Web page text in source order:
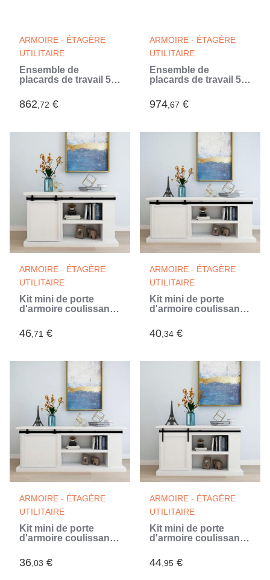
ARMOIRE - ÉTAGÈRE
UTILITAIRE
Ensemble de
placards de travail 5
(Noir)
862,72 €
ARMOIRE - ÉTAGÈRE
UTILITAIRE
Ensemble de
placards de travail 5
974,67 €
ARMOIRE - ÉTAGÈRE
UTILITAIRE
Kit mini de porte
d'armoire coulissante
cm (Noir)
46,71 €
ARMOIRE - ÉTAGÈRE
UTILITAIRE
Kit mini de porte
d'armoire coulissante
cm (Noir)
40,34 €
ARMOIRE - ÉTAGÈRE
UTILITAIRE
Kit mini de porte
d'armoire coulissante
cm (Noir)
36,03 €
ARMOIRE - ÉTAGÈRE
UTILITAIRE
Kit mini de porte
d'armoire coulissante
cm (Noir)
44,95 €